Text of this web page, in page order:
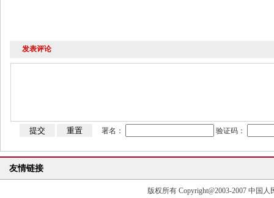
发表评论
署名： 验证码：
友情链接
版权所有 Copyright@2003-2007 中国